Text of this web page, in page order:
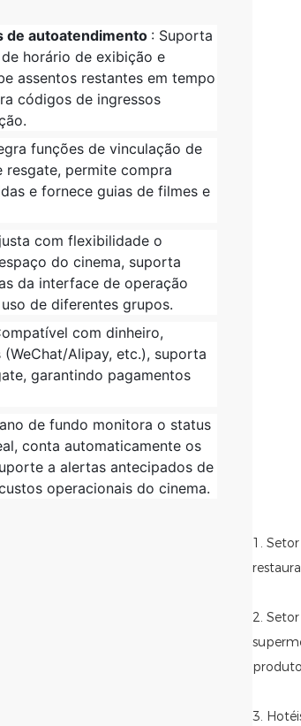
de autoatendimento : Suporta
horário de exibição e
assentos restantes em tempo
códigos de ingressos
funções de vinculação de
permite compra
e fornece guias de filmes e
com flexibilidade o
do cinema, suporta
da interface de operação
de diferentes grupos.
com dinheiro,
Alipay, etc.), suporta
garantindo pagamentos
de fundo monitora o status
conta automaticamente os
a alertas antecipados de
operacionais do cinema.
1.
2.
3.